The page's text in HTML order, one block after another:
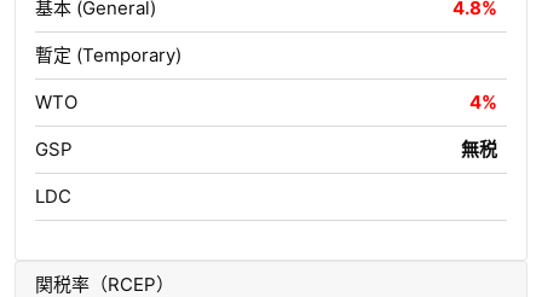
基本 (General) 4.8%
暫定 (Temporary)
WTO 4%
GSP 無税
LDC
関税率（RCEP）